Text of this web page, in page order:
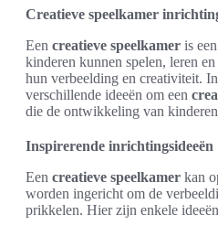
Creatieve speelkamer
Een creatieve speelkamer is
kinderen kunnen spelen, leren
hun verbeelding en creativiteit.
verschillende ideeën om een
die de ontwikkeling van
Inspirerende inrichtingsideeën
Een creatieve speelkamer kan
worden ingericht om de
prikkelen. Hier zijn enkele